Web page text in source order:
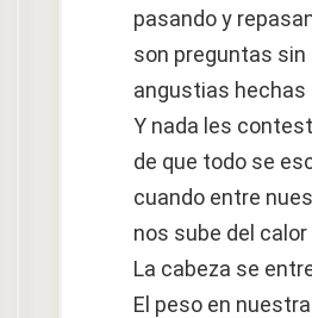
pasando y
son preguntas
angustias
Y nada les
de que todo se
cuando entre
nos sube del
La cabeza se
El peso en